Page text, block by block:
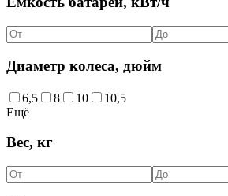
Диаметр колеса, дюйм
6,5 8 10
10,5
Ещё
Вес, кг